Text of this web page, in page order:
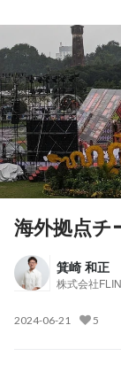
海外拠点チ
箕崎 和正
株式会社
2024-06-21 5